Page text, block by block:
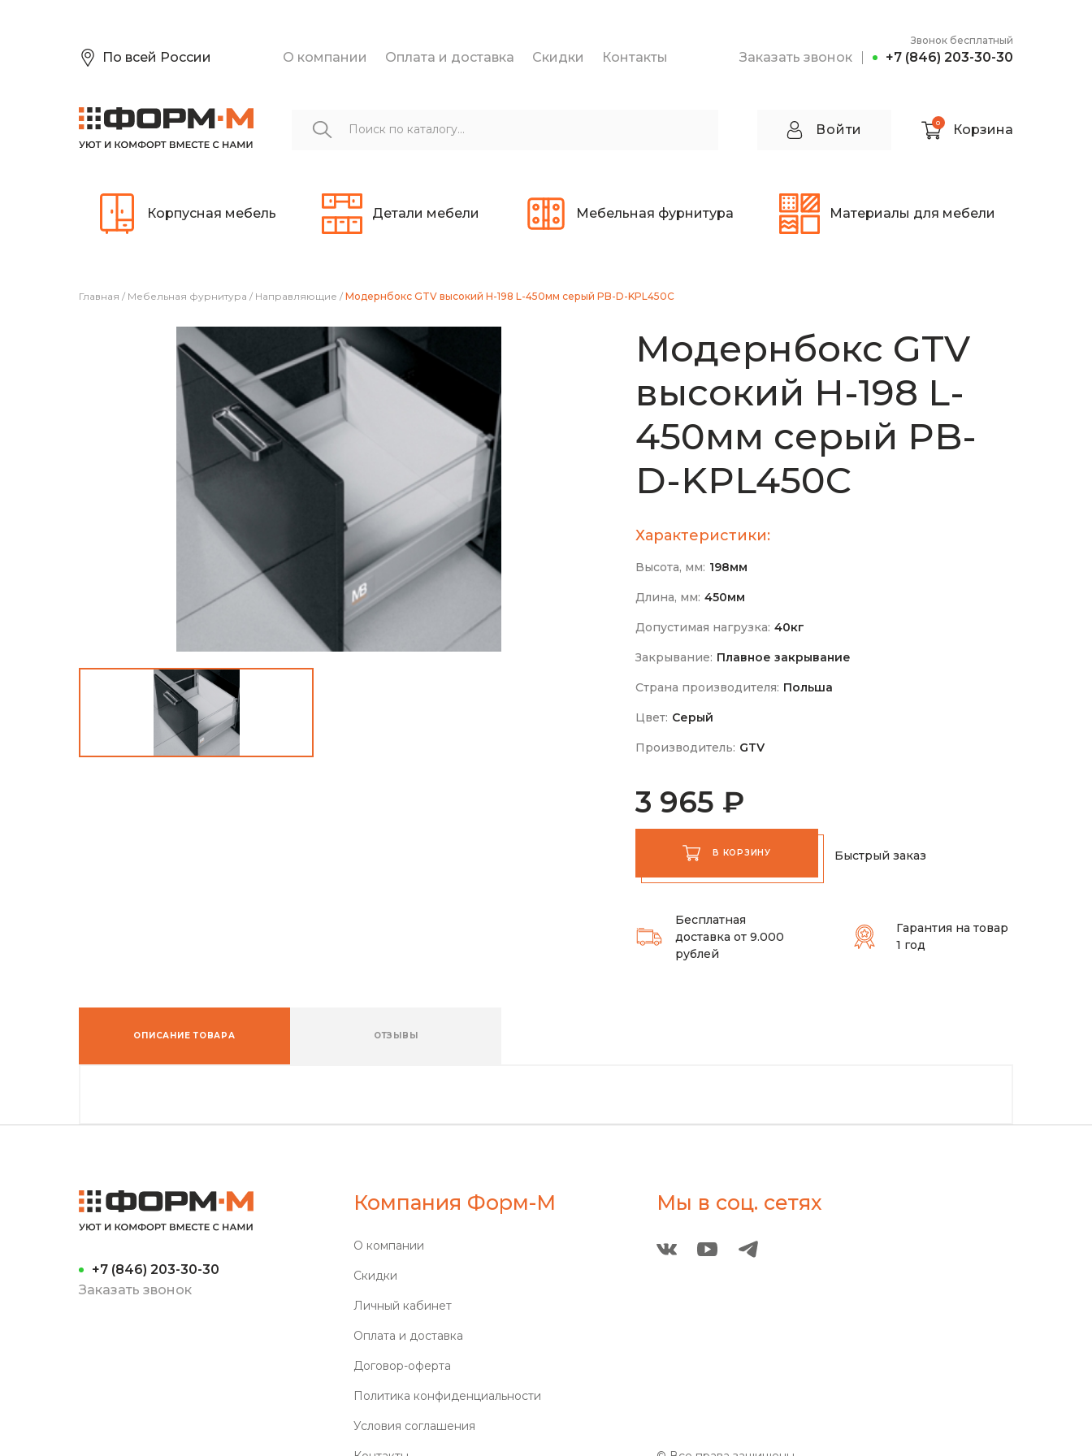
По всей России О компании Оплата и доставка Скидки Контакты Заказать звонок
Звонок бесплатный
+7 (846) 203-30-30
Войти 0 Корзина
Корпусная мебель Детали мебели Мебельная фурнитура Материалы для мебели
Главная / Мебельная фурнитура / Направляющие / Модернбокс GTV высокий H-198 L-450мм cерый PB-D-KPL450C
Модернбокс GTV
высокий H-198 L-
450мм cерый PB-
D-KPL450C
Характеристики:
Высота, мм: 198мм
Длина, мм: 450мм
Допустимая нагрузка: 40кг
Закрывание: Плавное закрывание
Страна производителя: Польша
Цвет: Серый
Производитель: GTV
3 965 ₽
В КОРЗИНУ Быстрый заказ
Бесплатная
доставка от 9.000
рублей
Гарантия на товар
1 год
ОПИСАНИЕ ТОВАРА ОТЗЫВЫ
+7 (846) 203-30-30
Заказать звонок
Компания Форм-М
О компании
Скидки
Личный кабинет
Оплата и доставка
Договор-оферта
Политика конфиденциальности
Условия соглашения
Мы в соц. сетях